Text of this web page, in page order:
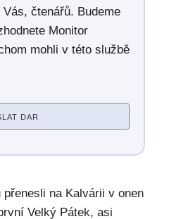
čtenářů. Budeme
Monitor
mohli v této službě
DAR
na Kalvárii v onen
Velký Pátek, asi